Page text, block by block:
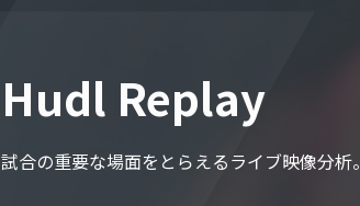
試合後の分析
部活動・アマチュア向け
Hudl Replay
試合の重要な場面をとらえるライブ映像分析。